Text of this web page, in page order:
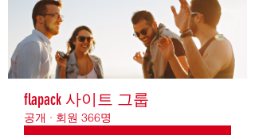
flapack 사이트 그룹
공개 · 회원 366명